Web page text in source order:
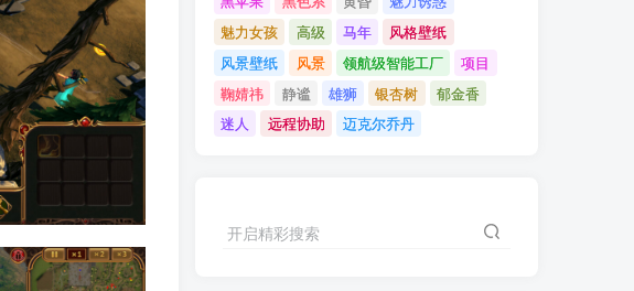
魅力女孩
高级 马年
风格壁纸
风景壁纸
风景 领航级智能工厂
项目
鞠婧祎
静谧 雄狮 银杏树
郁金香
迷人
远程协助 迈克尔乔丹
开启精彩搜索